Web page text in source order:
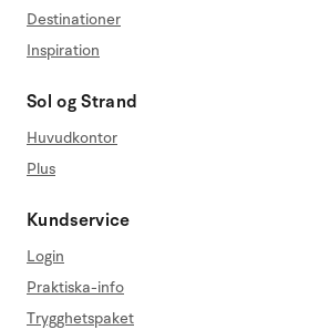
Destinationer
Inspiration
Sol og Strand
Huvudkontor
Plus
Kundservice
Login
Praktiska-info
Trygghetspaket